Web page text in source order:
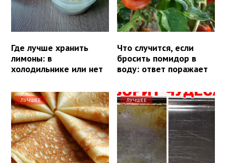
Где лучше хранить
лимоны: в
холодильнике или нет
Что случится, если
бросить помидор в
воду: ответ поражает
ЛУЧШЕЕ ЛУЧШЕЕ